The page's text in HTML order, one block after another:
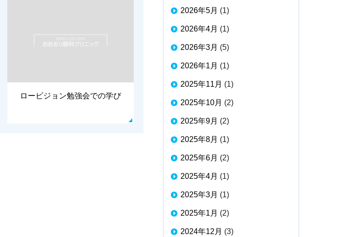
ロービジョン勉強会での学び
2026年5月 (1)
2026年4月 (1)
2026年3月 (5)
2026年1月 (1)
2025年11月 (1)
2025年10月 (2)
2025年9月 (2)
2025年8月 (1)
2025年6月 (2)
2025年4月 (1)
2025年3月 (1)
2025年1月 (2)
2024年12月 (3)